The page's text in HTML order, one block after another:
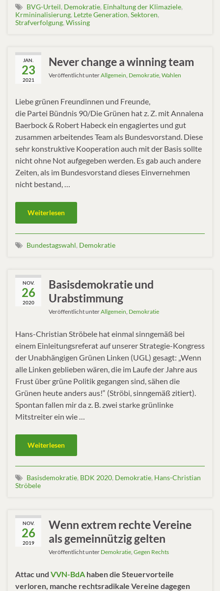
BVG-Urteil, Demokratie, Einhaltung der Klimaziele,
Krmininalisierung, Letzte Generation, Sektoren,
Strafverfolgung, Wissing
JAN.
23
2021
Never change a winning team
Veröffentlicht unterAllgemein Demokratie Wahlen
Liebe grünen Freundinnen und Freunde,
die Partei Bündnis 90/Die Grünen hat z. Z. mit Annalena
Baerbock & Robert Habeck ein engagiertes und gut
zusammen arbeitendes Team als Bundesvorstand. Diese
sehr konstruktive Kooperation auch mit der Basis sollte
nicht ohne Not aufgegeben werden. Es gab auch andere
Zeiten, als im Bundesvorstand dieses Einvernehmen
nicht bestand, …
Weiterlesen
Bundestagswahl, Demokratie
NOV.
26
2020
Basisdemokratie und
Urabstimmung
Veröffentlicht unterAllgemein Demokratie
Hans-Christian Ströbele hat einmal sinngemäß bei
einem Einleitungsreferat auf unserer Strategie-Kongress
der Unabhängigen Grünen Linken (UGL) gesagt: „Wenn
alle Linken geblieben wären, die im Laufe der Jahre aus
Frust über grüne Politik gegangen sind, sähen die
Grünen heute anders aus!“ (Ströbi, sinngemäß zitiert).
Spontan fallen mir da z. B. zwei starke grünlinke
Mitstreiter ein wie …
Weiterlesen
Basisdemokratie, BDK 2020, Demokratie, Hans-Christian
Ströbele
NOV.
26
2019
Wenn extrem rechte Vereine
als gemeinnützig gelten
Veröffentlicht unter Demokratie Gegen Rechts
Attac und VVN-BdA haben die Steuervorteile
verloren, manche rechtsradikale Vereine dagegen